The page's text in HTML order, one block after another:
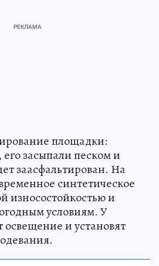
площадки:
засыпали песком и
заасфальтирован. На
синтетическое
износостойкостью и
условиям. У
и установят